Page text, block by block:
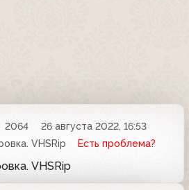
2064
26 августа 2022, 16:53
VHSRip
Есть проблема?
VHSRip